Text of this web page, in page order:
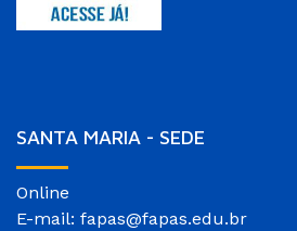
SANTA MARIA - SEDE
Online
E-mail: fapas@fapas.edu.br